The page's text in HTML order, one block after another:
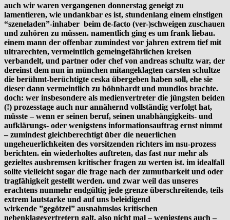
auch wir waren vergangenen donnerstag geneigt zu
lamentieren, wie undankbar es ist, stundenlang einem einstigen
“szeneladen”-inhaber beim de-facto (ver-)schweigen zuschauen
und zuhören zu müssen. namentlich ging es um frank liebau.
einem mann der offenbar zumindest vor jahren extrem tief mit
ultrarechten, vermeintlich gemeingefährlichen kreisen
verbandelt, und partner oder chef von andreas schultz war, der
dereinst dem nun in münchen mitangeklagten carsten schultze
die berühmt-berüchtigte ceska übergeben haben soll, ehe sie
dieser dann vermeintlich zu böhnhardt und mundlos brachte.
doch: wer insbesondere als medienvertreter die jüngsten beiden
(!) prozesstage auch nur annähernd vollständig verfolgt hat,
müsste – wenn er seinen beruf, seinen unabhängigkeits- und
aufklärungs- oder wenigstens informationsauftrag ernst nimmt
– zumindest gleichberechtigt über die neuerlichen
ungeheuerlichkeiten des vorsitzenden richters im nsu-prozess
berichten. ein wiederholtes auftreten, das fast nur mehr als
gezieltes ausbremsen kritischer fragen zu werten ist. im idealfall
sollte vielleicht sogar die frage nach der zumutbarkeit und oder
tragfähigkeit gestellt werden. und zwar weil das unseres
erachtens nunmehr endgültig jede grenze überschreitende, teils
extrem lautstarke und auf uns beleidigend
wirkende ”gegötzel” ausnahmslos kritischen
nebenklagevertretern galt. also nicht mal – wenigstens auch –